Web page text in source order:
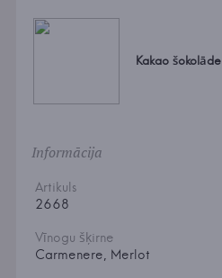
Kakao šokolāde
Informācija
Artikuls
2668
Vīnogu šķirne
Carmenere, Merlot